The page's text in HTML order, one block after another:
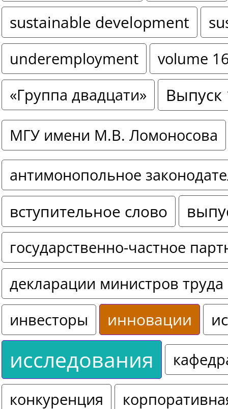
sustainable development
underemployment
volume
«Группа двадцати»
Выпуск
МГУ имени М.В. Ломоносова
антимонопольное
вступительное слово
государственно-частное
декларации министров труда
инвесторы
инновации
исследования
конкуренция